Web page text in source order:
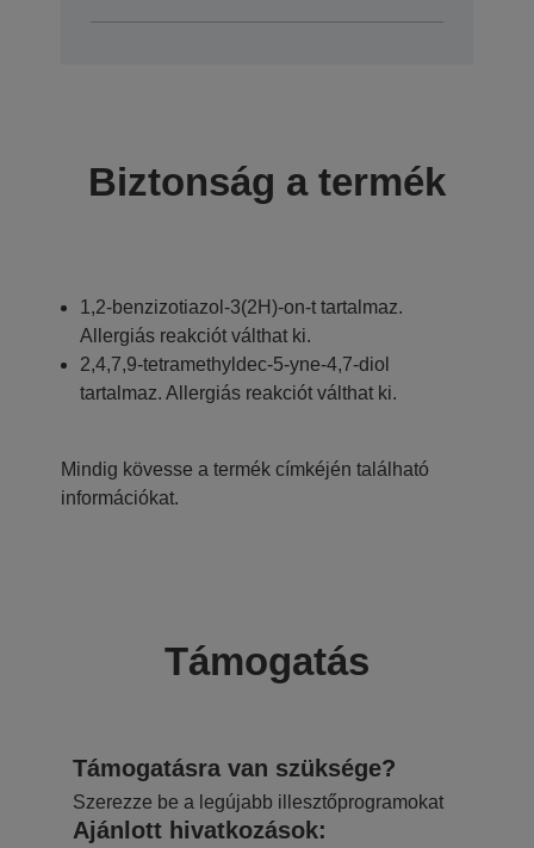
Biztonság a termék
1,2-benzizotiazol-3(2H)-on-t tartalmaz.
Allergiás reakciót válthat ki.
2,4,7,9-tetramethyldec-5-yne-4,7-diol
tartalmaz. Allergiás reakciót válthat ki.
Mindig kövesse a termék címkéjén található
információkat.
Támogatás
Támogatásra van szüksége?
Szerezze be a legújabb illesztőprogramokat
Ajánlott hivatkozások: